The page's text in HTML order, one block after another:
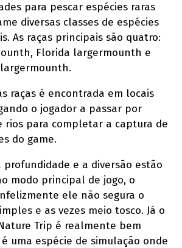
para pescar espécies raras
diversas classes de espécies
As raças principais são quatro:
Florida largermounth e
raças é encontrada em locais
o jogador a passar por
rios para completar a captura de
do game.
profundidade e a diversão estão
modo principal de jogo, o
ele não segura o
e as vezes meio tosco. Já o
Trip é realmente bem
uma espécie de simulação onde